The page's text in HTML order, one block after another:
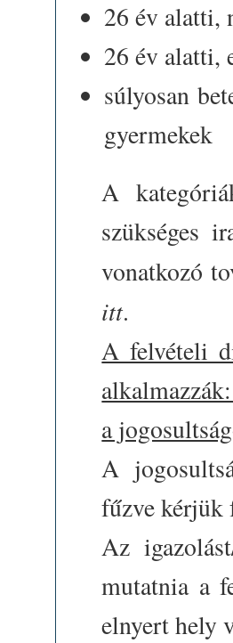
26 év alatti,
26 év alatti,
súlyosan
gyermekek
A
szükséges
vonatkozó
itt.
A felvételi
a
A
fűzve
Az
mutatnia a
elnyert hely